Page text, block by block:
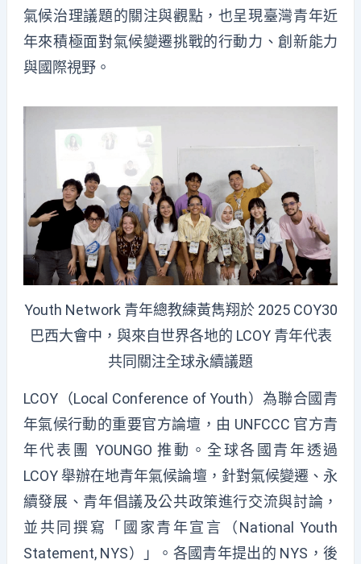
氣候治理議題的關注與觀點，也呈現臺灣青年近
年來積極面對氣候變遷挑戰的行動力、創新能力
與國際視野。
Youth Network 青年總教練黃雋翔於 2025 COY30
巴西大會中，與來自世界各地的 LCOY 青年代表
共同關注全球永續議題
LCOY（Local Conference of Youth）為聯合國青
年氣候行動的重要官方論壇，由 UNFCCC 官方青
年代表團 YOUNGO 推動。全球各國青年透過
LCOY 舉辦在地青年氣候論壇，針對氣候變遷、永
續發展、青年倡議及公共政策進行交流與討論，
並共同撰寫「國家青年宣言（National Youth
Statement, NYS）」。各國青年提出的 NYS，後